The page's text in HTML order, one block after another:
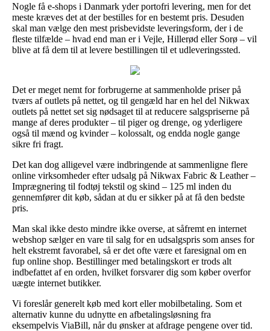
Nogle få e-shops i Danmark yder portofri levering, men for det
meste kræves det at der bestilles for en bestemt pris. Desuden
skal man vælge den mest prisbevidste leveringsform, der i de
fleste tilfælde – hvad end man er i Vejle, Hillerød eller Sorø – vil
blive at få dem til at levere bestillingen til et udleveringssted.
Det er meget nemt for forbrugerne at sammenholde priser på
tværs af outlets på nettet, og til gengæld har en hel del Nikwax
outlets på nettet set sig nødsaget til at reducere salgspriserne på
mange af deres produkter – til piger og drenge, og yderligere
også til mænd og kvinder – kolossalt, og endda nogle gange
sikre fri fragt.
Det kan dog alligevel være indbringende at sammenligne flere
online virksomheder efter udsalg på Nikwax Fabric & Leather –
Imprægnering til fodtøj tekstil og skind – 125 ml inden du
gennemfører dit køb, sådan at du er sikker på at få den bedste
pris.
Man skal ikke desto mindre ikke overse, at såfremt en internet
webshop sælger en vare til salg for en udsalgspris som anses for
helt ekstremt favorabel, så er det ofte være et faresignal om en
fup online shop. Bestillinger med betalingskort er trods alt
indbefattet af en orden, hvilket forsvarer dig som køber overfor
uægte internet butikker.
Vi foreslår generelt køb med kort eller mobilbetaling. Som et
alternativ kunne du udnytte en afbetalingsløsning fra
eksempelvis ViaBill, når du ønsker at afdrage pengene over tid.